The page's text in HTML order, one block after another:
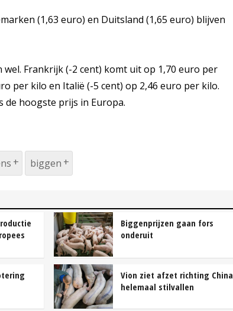
(1,63 euro) en Duitsland (1,65 euro) blijven
Frankrijk (-2 cent) komt uit op 1,70 euro per
per kilo en Italië (-5 cent) op 2,46 euro per kilo.
de hoogste prijs in Europa.
biggen
Biggenprijzen gaan fors
onderuit
Vion ziet afzet richting China
helemaal stilvallen